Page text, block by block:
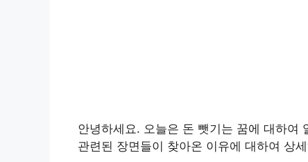
안녕하세요. 오늘은 돈 뺏기는 꿈에 대하여
관련된 장면들이 찾아온 이유에 대하여 상